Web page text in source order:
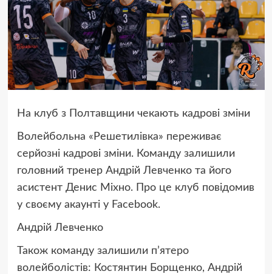
На клуб з Полтавщини чекають кадрові зміни
Волейбольна «Решетилівка» переживає
серйозні кадрові зміни. Команду залишили
головний тренер Андрій Левченко та його
асистент Денис Міхно. Про це клуб повідомив
у своєму акаунті у Facebook.
Андрій Левченко
Також команду залишили п’ятеро
волейболістів: Костянтин Борщенко, Андрій